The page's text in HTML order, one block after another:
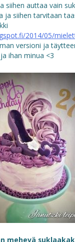
auttaa vain
ja siihen tarvitaan
2014/05/
versioni ja
ihan minua <3
mehevä